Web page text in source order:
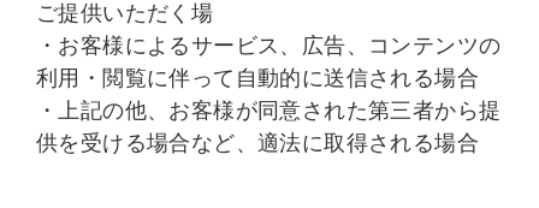
ご提供いただく場
・お客様によるサービス、広告、コンテンツの
利用・閲覧に伴って自動的に送信される場合
・上記の他、お客様が同意された第三者から提
供を受ける場合など、適法に取得される場合